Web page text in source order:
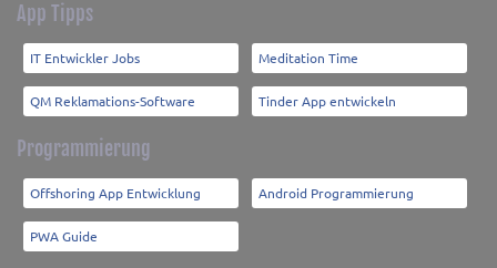
App Tipps
IT Entwickler Jobs Meditation Time
QM Reklamations-Software Tinder App entwickeln
Programmierung
Offshoring App Entwicklung Android Programmierung
PWA Guide